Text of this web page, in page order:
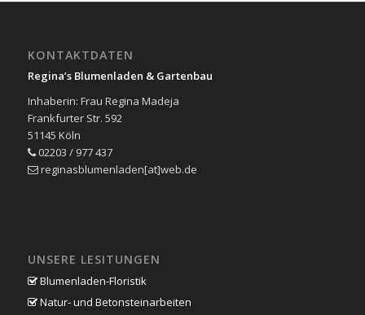
KONTAKTDATEN
Regina’s Blumenladen & Gartenbau
Inhaberin: Frau Regina Madeja
Frankfurter Str. 592
51145 Köln
02203 / 977 437
reginasblumenladen[at]web.de
UNSERE LESITUNGEN
Blumenladen-Floristik
Natur- und Betonsteinarbeiten